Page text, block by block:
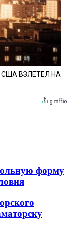
США ВЗЛЕТЕЛ НА
форму